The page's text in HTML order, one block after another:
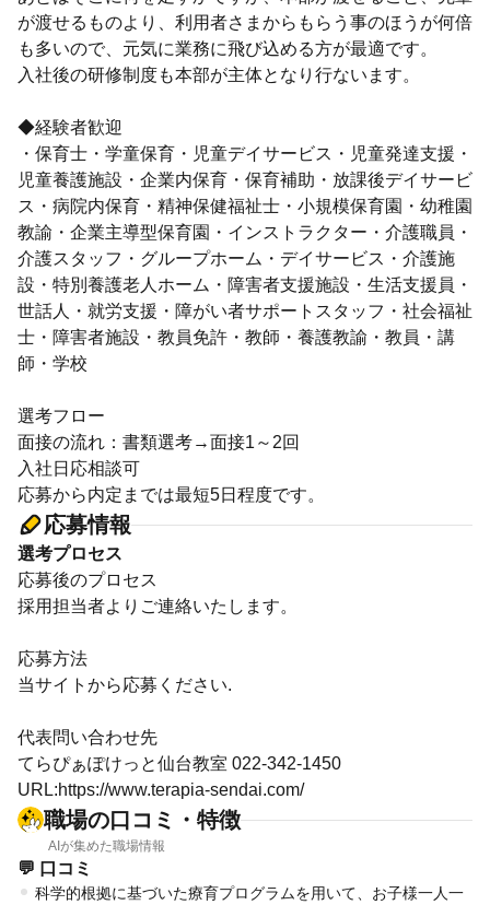
が渡せるものより、利用者さまからもらう事のほうが何倍
も多いので、元気に業務に飛び込める方が最適です。
入社後の研修制度も本部が主体となり行ないます。
◆経験者歓迎
・保育士・学童保育・児童デイサービス・児童発達支援・
児童養護施設・企業内保育・保育補助・放課後デイサービ
ス・病院内保育・精神保健福祉士・小規模保育園・幼稚園
教諭・企業主導型保育園・インストラクター・介護職員・
介護スタッフ・グループホーム・デイサービス・介護施
設・特別養護老人ホーム・障害者支援施設・生活支援員・
世話人・就労支援・障がい者サポートスタッフ・社会福祉
士・障害者施設・教員免許・教師・養護教諭・教員・講
師・学校
選考フロー
面接の流れ：書類選考→面接1～2回
入社日応相談可
応募から内定までは最短5日程度です。
応募情報
選考プロセス
応募後のプロセス
採用担当者よりご連絡いたします。
応募方法
当サイトから応募ください.
代表問い合わせ先
てらぴぁぽけっと仙台教室 022-342-1450
URL:https://www.terapia-sendai.com/
職場の口コミ・特徴
AIが集めた職場情報
💬 口コミ
科学的根拠に基づいた療育プログラムを用いて、お子様一人一